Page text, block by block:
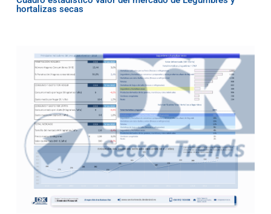
hortalizas secas